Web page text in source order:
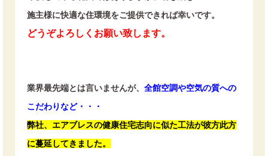
施主様に快適な住環境をご提供できれば幸いです。
どうぞよろしくお願い致します。
業界最先端とは言いませんが、 全館空調や空気の質への
こだわりなど・・・
弊社、エアブレスの健康住宅志向に似た工法が彼方此方
に蔓延してきました。